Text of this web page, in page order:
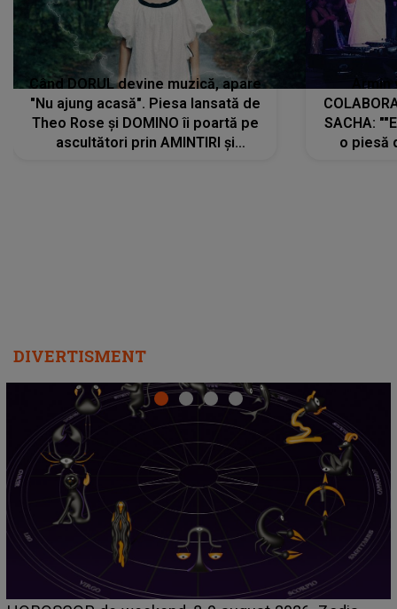
Când DORUL devine muzică, apare
"Nu ajung acasă". Piesa lansată de
Theo Rose și DOMINO îi poartă pe
ascultători prin AMINTIRI și
SACHA:
o piesă
DIVERTISMENT